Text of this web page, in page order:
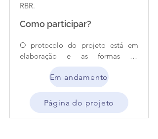
RBR.
Como participar?
O protocolo do projeto está em
elaboração e as formas de
colaboração possíveis ainda não
foram definidas.Em andamento
Página do projeto